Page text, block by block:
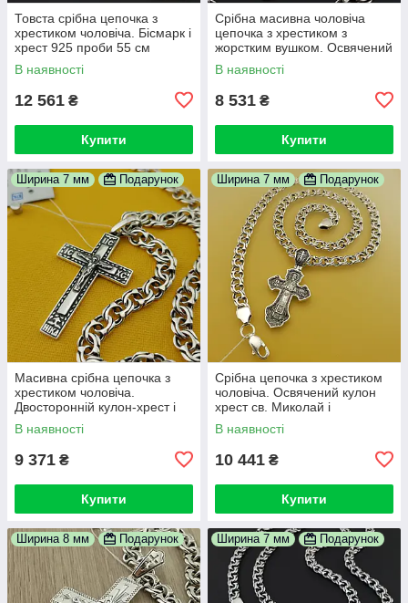
Товста срібна цепочка з
хрестиком чоловіча. Бісмарк і
хрест 925 проби 55 см
В наявності
12 561 ₴
Купити
Срібна масивна чоловіча
цепочка з хрестиком з
жорстким вушком. Освячений
хрест Спаси Сохрани та
ланцюг, 60 см
В наявності
8 531 ₴
Купити
Ширина 7 мм Подарунок
Масивна срібна цепочка з
хрестиком чоловіча.
Двосторонній кулон-хрест і
ланцюжок зі срібла 925 проби
55 см
В наявності
9 371 ₴
Купити
Ширина 7 мм Подарунок
Срібна цепочка з хрестиком
чоловіча. Освячений кулон
хрест св. Миколай і
ланцюжок бісмарк. Довжина
55 см
В наявності
10 441 ₴
Купити
Ширина 8 мм Подарунок Ширина 7 мм Подарунок